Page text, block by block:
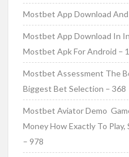
Mostbet App Download
Mostbet App Download In
Mostbet Apk For Android –
Mostbet Assessment The
Biggest Bet Selection – 368
Mostbet Aviator Demo
Money How Exactly To
– 978